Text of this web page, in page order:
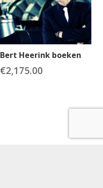
Bert Heerink boeken
€2,175.00